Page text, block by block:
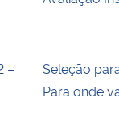
–
Seleção
Para onde